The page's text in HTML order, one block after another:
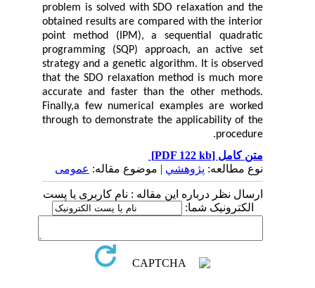
problem is solved with SDO relaxation and the
obtained results are compared with the interior
point method (IPM), a sequential quadratic
programming (SQP) approach, an active set
strategy and a genetic algorithm. It is observed
that the SDO relaxation method is much more
accurate and faster than the other methods.
Finally,a few numerical examples are worked
through to demonstrate the applicability of the
procedure.
متن کامل[PDF 122 kb]
نوع مطالعه:پژوهشي| موضوع مقاله:عمومى
ارسال نظر درباره این مقاله : نام کاربری یا پست
الکترونیک شما: